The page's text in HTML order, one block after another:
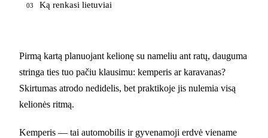
03 Ką renkasi lietuviai
Pirmą kartą planuojant kelionę su nameliu ant ratų, dauguma
stringa ties tuo pačiu klausimu: kemperis ar karavanas?
Skirtumas atrodo nedidelis, bet praktikoje jis nulemia visą
kelionės ritmą.
Kemperis — tai automobilis ir gyvenamoji erdvė viename